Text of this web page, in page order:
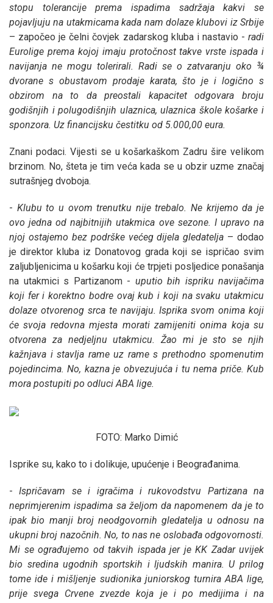
stopu tolerancije prema ispadima sadržaja kakvi se
pojavljuju na utakmicama kada nam dolaze klubovi iz Srbije
– započeo je čelni čovjek zadarskog kluba i nastavio - radi
Eurolige prema kojoj imaju protočnost takve vrste ispada i
navijanja ne mogu tolerirali. Radi se o zatvaranju oko ¾
dvorane s obustavom prodaje karata, što je i logično s
obzirom na to da preostali kapacitet odgovara broju
godišnjih i polugodišnjih ulaznica, ulaznica škole košarke i
sponzora. Uz financijsku čestitku od 5.000,00 eura.
Znani podaci. Vijesti se u košarkaškom Zadru šire velikom
brzinom. No, šteta je tim veća kada se u obzir uzme značaj
sutrašnjeg dvoboja.
- Klubu to u ovom trenutku nije trebalo. Ne krijemo da je
ovo jedna od najbitnijih utakmica ove sezone. I upravo na
njoj ostajemo bez podrške većeg dijela gledatelja – dodao
je direktor kluba iz Donatovog grada koji se ispričao svim
zaljubljenicima u košarku koji će trpjeti posljedice ponašanja
na utakmici s Partizanom - uputio bih ispriku navijačima
koji fer i korektno bodre ovaj kub i koji na svaku utakmicu
dolaze otvorenog srca te navijaju. Isprika svom onima koji
će svoja redovna mjesta morati zamijeniti onima koja su
otvorena za nedjeljnu utakmicu. Žao mi je sto se njih
kažnjava i stavlja rame uz rame s prethodno spomenutim
pojedincima. No, kazna je obvezujuća i tu nema priče. Kub
mora postupiti po odluci ABA lige.
FOTO: Marko Dimić
Isprike su, kako to i dolikuje, upućenje i Beograđanima.
-Ispričavam se i igračima i rukovodstvu Partizana na
neprimjerenim ispadima sa željom da napomenem da je to
ipak bio manji broj neodgovornih gledatelja u odnosu na
ukupni broj nazočnih. No, to nas ne oslobađa odgovornosti.
Mi se ograđujemo od takvih ispada jer je KK Zadar uvijek
bio sredina ugodnih sportskih i ljudskih manira. U prilog
tome ide i mišljenje sudionika juniorskog turnira ABA lige,
prije svega Crvene zvezde koja je i po medijima i na